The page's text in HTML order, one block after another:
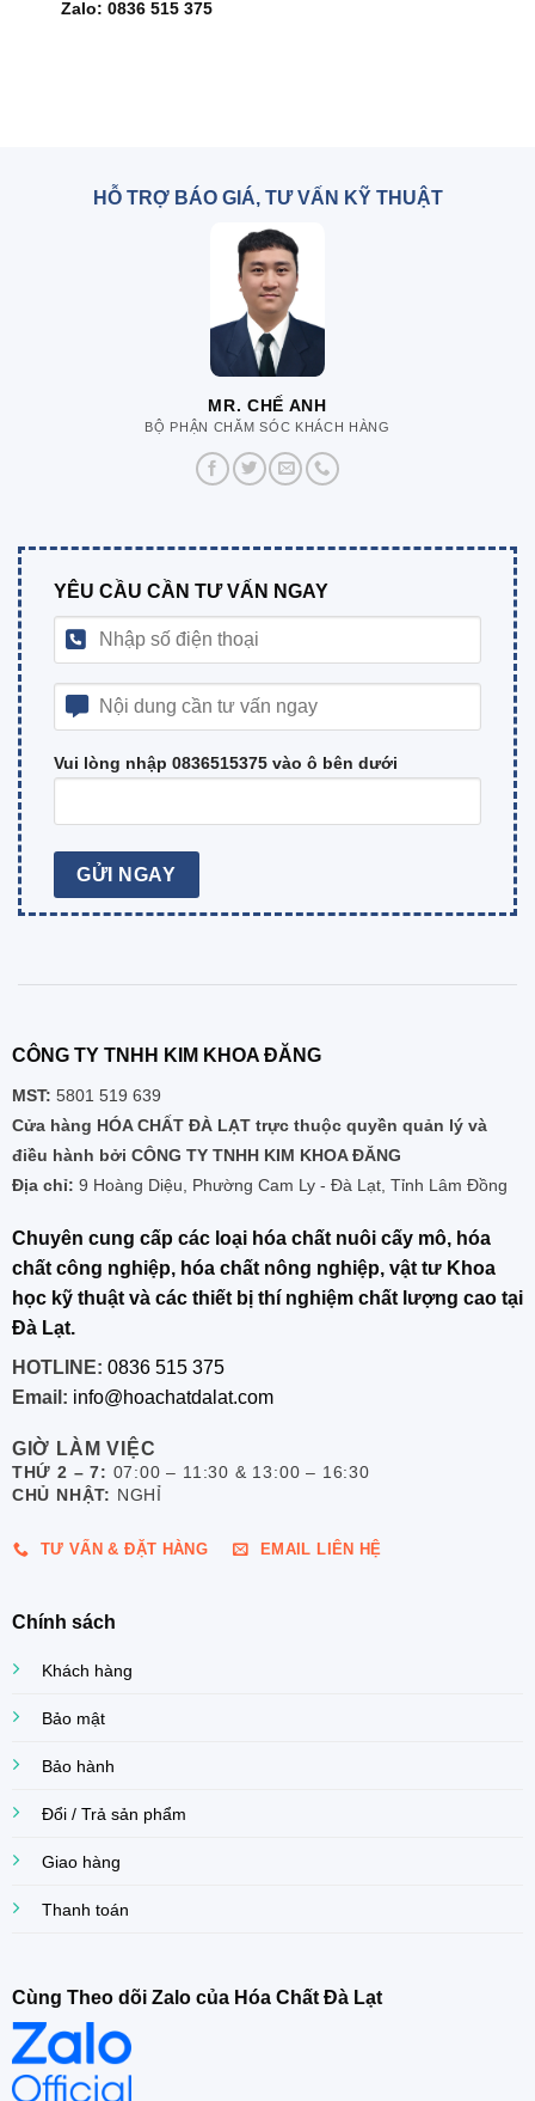
Zalo: 0836 515 375
HỖ TRỢ BÁO GIÁ, TƯ VẤN KỸ THUẬT
MR. CHẾ ANH
BỘ PHẬN CHĂM SÓC KHÁCH HÀNG
YÊU CẦU CẦN TƯ VẤN NGAY
Vui lòng nhập 0836515375 vào ô bên dưới
CÔNG TY TNHH KIM KHOA ĐĂNG
MST: 5801 519 639
Cửa hàng HÓA CHẤT ĐÀ LẠT trực thuộc quyền quản lý và
điều hành bởi CÔNG TY TNHH KIM KHOA ĐĂNG
Địa chỉ: 9 Hoàng Diệu, Phường Cam Ly - Đà Lạt, Tỉnh Lâm Đồng
Chuyên cung cấp các loại hóa chất nuôi cấy mô, hóa
chất công nghiệp, hóa chất nông nghiệp, vật tư Khoa
học kỹ thuật và các thiết bị thí nghiệm chất lượng cao tại
Đà Lạt.
HOTLINE: 0836 515 375
Email: info@hoachatdalat.com
GIỜ LÀM VIỆC
THỨ 2 – 7: 07:00 – 11:30 & 13:00 – 16:30
CHỦ NHẬT: NGHỈ
TƯ VẤN & ĐẶT HÀNG EMAIL LIÊN HỆ
Chính sách
Khách hàng
Bảo mật
Bảo hành
Đổi / Trả sản phẩm
Giao hàng
Thanh toán
Cùng Theo dõi Zalo của Hóa Chất Đà Lạt